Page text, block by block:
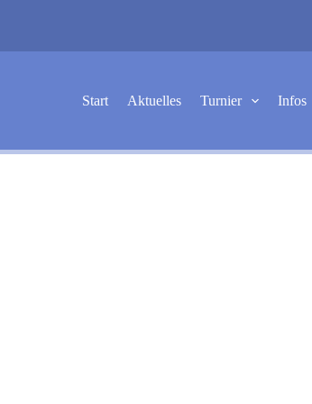
Start Aktuelles Turnier Infos